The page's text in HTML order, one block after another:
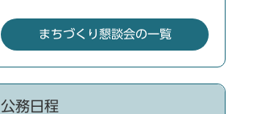
まちづくり懇談会の一覧
公務日程